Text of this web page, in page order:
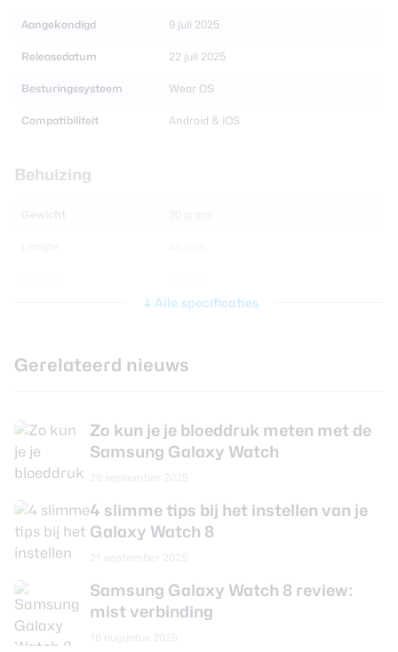
Aangekondigd 9 juli 2025
Releasedatum 22 juli 2025
Besturingssysteem Wear OS
Compatibiliteit Android & iOS
Behuizing
9 mm
Display
Vorm scherm Rond
Type scherm
Processor en geheugen
Werkgeheugen 2 MB
Opslagcapaciteit
Alle specificaties
Gerelateerd nieuws
Zo kun je je bloeddruk meten met de
Samsung Galaxy Watch
4 slimme tips bij het instellen van je
Galaxy Watch 8
Samsung Galaxy Watch 8 review:
mist verbinding